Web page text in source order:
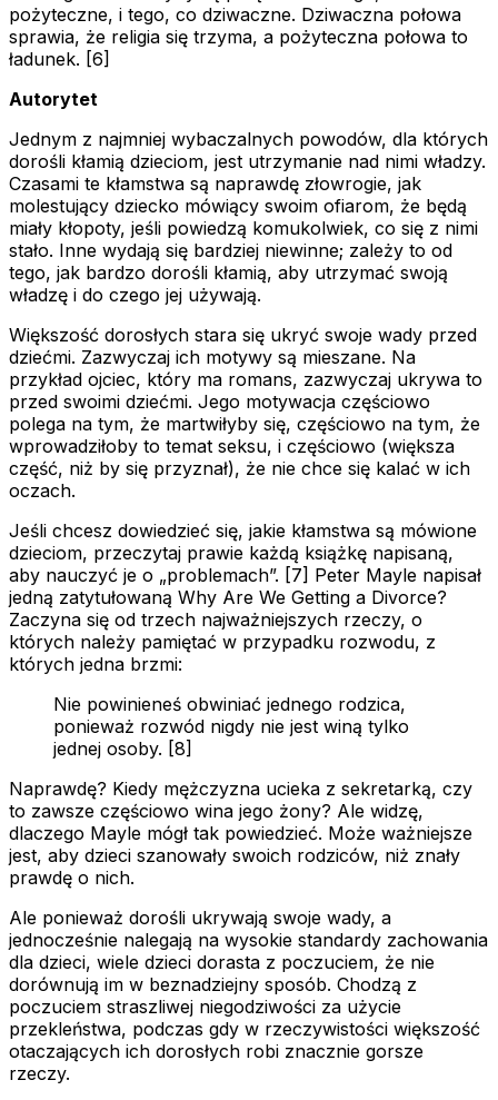
pożyteczne, i tego, co dziwaczne. Dziwaczna połowa
sprawia, że religia się trzyma, a pożyteczna połowa to
ładunek. [6]
Autorytet
Jednym z najmniej wybaczalnych powodów, dla których
dorośli kłamią dzieciom, jest utrzymanie nad nimi władzy.
Czasami te kłamstwa są naprawdę złowrogie, jak
molestujący dziecko mówiący swoim ofiarom, że będą
miały kłopoty, jeśli powiedzą komukolwiek, co się z nimi
stało. Inne wydają się bardziej niewinne; zależy to od
tego, jak bardzo dorośli kłamią, aby utrzymać swoją
władzę i do czego jej używają.
Większość dorosłych stara się ukryć swoje wady przed
dziećmi. Zazwyczaj ich motywy są mieszane. Na
przykład ojciec, który ma romans, zazwyczaj ukrywa to
przed swoimi dziećmi. Jego motywacja częściowo
polega na tym, że martwiłyby się, częściowo na tym, że
wprowadziłoby to temat seksu, i częściowo (większa
część, niż by się przyznał), że nie chce się kalać w ich
oczach.
Jeśli chcesz dowiedzieć się, jakie kłamstwa są mówione
dzieciom, przeczytaj prawie każdą książkę napisaną,
aby nauczyć je o „problemach”. [7] Peter Mayle napisał
jedną zatytułowaną Why Are We Getting a Divorce?
Zaczyna się od trzech najważniejszych rzeczy, o
których należy pamiętać w przypadku rozwodu, z
których jedna brzmi:
Nie powinieneś obwiniać jednego rodzica,
ponieważ rozwód nigdy nie jest winą tylko
jednej osoby. [8]
Naprawdę? Kiedy mężczyzna ucieka z sekretarką, czy
to zawsze częściowo wina jego żony? Ale widzę,
dlaczego Mayle mógł tak powiedzieć. Może ważniejsze
jest, aby dzieci szanowały swoich rodziców, niż znały
prawdę o nich.
Ale ponieważ dorośli ukrywają swoje wady, a
jednocześnie nalegają na wysokie standardy zachowania
dla dzieci, wiele dzieci dorasta z poczuciem, że nie
dorównują im w beznadziejny sposób. Chodzą z
poczuciem straszliwej niegodziwości za użycie
przekleństwa, podczas gdy w rzeczywistości większość
otaczających ich dorosłych robi znacznie gorsze
rzeczy.